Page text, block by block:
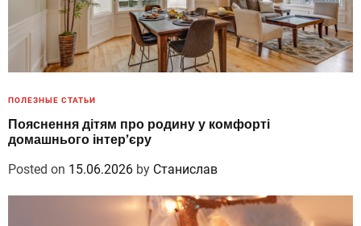
ПОЛЕЗНЫЕ СТАТЬИ
Пояснення дітям про родину у комфорті
домашнього інтер’єру
Posted on 15.06.2026 by Станислав